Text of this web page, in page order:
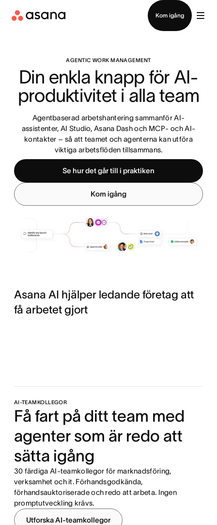
Kom igång
AGENTIC WORK MANAGEMENT
Din enkla knapp för AI-
produktivitet i alla team
Agentbaserad arbetshantering sammanför AI-
assistenter, AI Studio, Asana Dash och MCP- och AI-
kontakter – så att teamet och agenterna kan utföra
viktiga arbetsflöden tillsammans.
Se hur det går till i praktiken
Kom igång
Asana AI hjälper ledande företag att
få arbetet gjort
AI-TEAMKOLLEGOR
Få fart på ditt team med
agenter som är redo att
sätta igång
30 färdiga AI-teamkollegor för marknadsföring,
verksamhet och it. Förhandsgodkända,
förhandsauktoriserade och redo att arbeta. Ingen
promptutveckling krävs.
Utforska AI-teamkollegor